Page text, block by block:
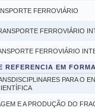
FERROVIÁRIO
FERROVIÁRIO
FERROVIÁRIO
REFERENCIA EM
PARA O
E A PRODUÇÃO DO